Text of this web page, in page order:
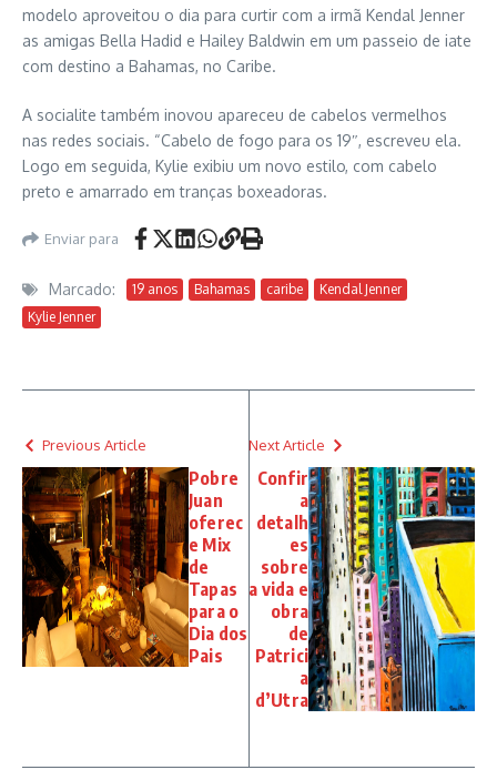
modelo aproveitou o dia para curtir com a irmã Kendal Jenner
as amigas Bella Hadid e Hailey Baldwin em um passeio de iate
com destino a Bahamas, no Caribe.
A socialite também inovou apareceu de cabelos vermelhos
nas redes sociais. “Cabelo de fogo para os 19″, escreveu ela.
Logo em seguida, Kylie exibiu um novo estilo, com cabelo
preto e amarrado em tranças boxeadoras.
Enviar para
Marcado: 19 anos Bahamas caribe
Kendal Jenner
Kylie Jenner
Previous Article
Pobre
Juan
oferec
e Mix
de
Tapas
para o
Dia dos
Pais
Next Article
Confir
a
detalh
es
sobre
a vida e
obra
de
Patrici
a
d’Utra